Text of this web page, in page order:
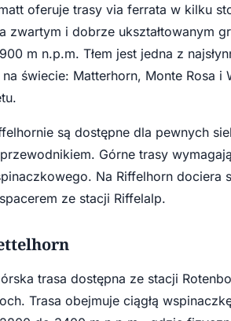
oferuje trasy via ferrata w kilku
zwartym i dobrze ukształtowanym
m n.p.m. Tłem jest jedna z
świecie: Matterhorn, Monte Rosa i
są dostępne dla pewnych
Górne trasy
Na Riffelhorn dociera
ze stacji Riffelalp.
trasa dostępna ze stacji
Trasa obejmuje ciągłą